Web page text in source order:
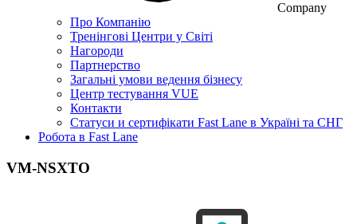
Company
Про Компанію
Тренінгові Центри у Світі
Нагороди
Партнерство
Загальні умови ведення бізнесу
Центр тестування VUE
Контакти
Статуси и сертифікати Fast Lane в Україні та СНГ
Робота в Fast Lane
VM-NSXTO